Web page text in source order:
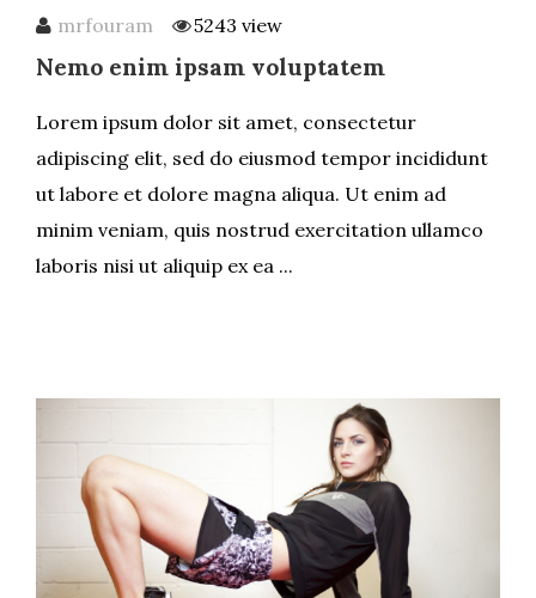
mrfouram 5243 view
Nemo enim ipsam voluptatem
Lorem ipsum dolor sit amet, consectetur
adipiscing elit, sed do eiusmod tempor incididunt
ut labore et dolore magna aliqua. Ut enim ad
minim veniam, quis nostrud exercitation ullamco
laboris nisi ut aliquip ex ea ...